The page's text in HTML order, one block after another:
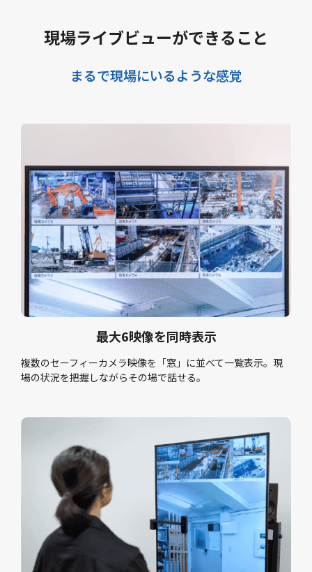
現場ライブビューができること
まるで現場にいるような感覚
最大6映像を同時表示
複数のセーフィーカメラ映像を「窓」に並べて一覧表示。現
場の状況を把握しながらその場で話せる。